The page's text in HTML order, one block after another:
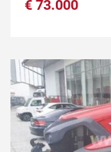
€ 73.000